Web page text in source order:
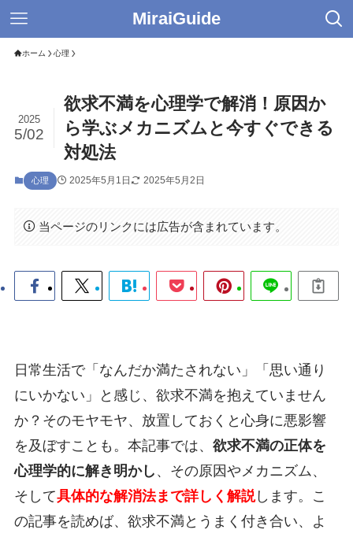
MiraiGuide
ホーム 心理
欲求不満を心理学で解消！原因か
ら学ぶメカニズムと今すぐできる
対処法
2025
5/02
心理 2025年5月1日 2025年5月2日
当ページのリンクには広告が含まれています。
日常生活で「なんだか満たされない」「思い通り
にいかない」と感じ、欲求不満を抱えていません
か？そのモヤモヤ、放置しておくと心身に悪影響
を及ぼすことも。本記事では、 欲求不満の正体を
心理学的に解き明かし 、その原因やメカニズム、
そして具体的な解消法まで詳しく解説します。こ
の記事を読めば、欲求不満とうまく付き合い、よ